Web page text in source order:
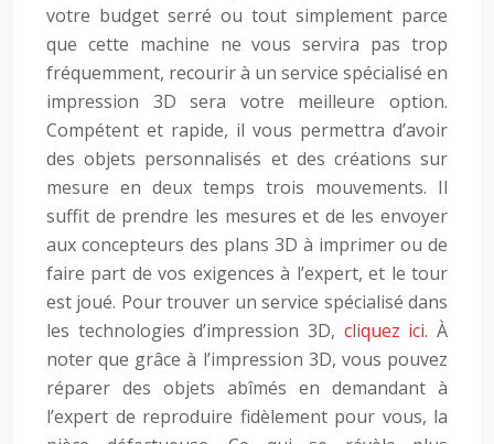
votre budget serré ou tout simplement parce
que cette machine ne vous servira pas trop
fréquemment, recourir à un service spécialisé en
impression 3D sera votre meilleure option.
Compétent et rapide, il vous permettra d’avoir
des objets personnalisés et des créations sur
mesure en deux temps trois mouvements. Il
suffit de prendre les mesures et de les envoyer
aux concepteurs des plans 3D à imprimer ou de
faire part de vos exigences à l’expert, et le tour
est joué. Pour trouver un service spécialisé dans
les technologies d’impression 3D, cliquez ici. À
noter que grâce à l’impression 3D, vous pouvez
réparer des objets abîmés en demandant à
l’expert de reproduire fidèlement pour vous, la